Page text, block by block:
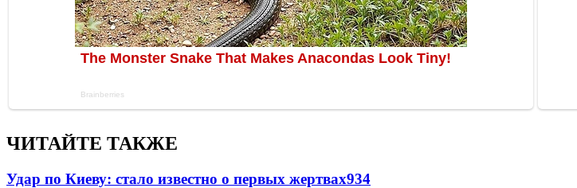
ЧИТАЙТЕ ТАКЖЕ
Удар по Киеву: стало известно о первых жертвах934